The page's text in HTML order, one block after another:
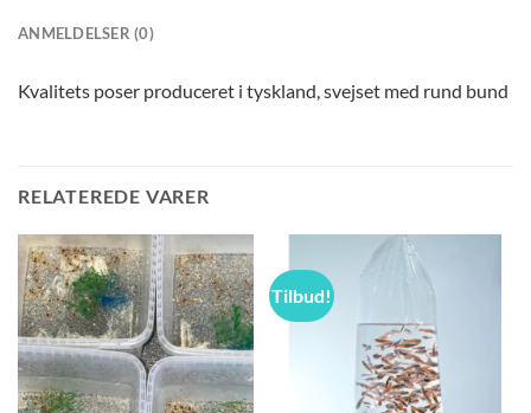
ANMELDELSER (0)
Kvalitets poser produceret i tyskland, svejset med rund bund
RELATEREDE VARER
Tilbud!